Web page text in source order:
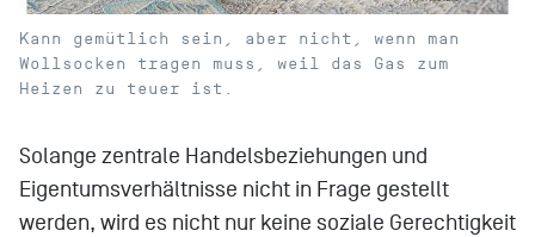
Kann gemütlich sein, aber nicht, wenn man
Wollsocken tragen muss, weil das Gas zum
Heizen zu teuer ist.
Solange zentrale Handelsbeziehungen und
Eigentumsverhältnisse nicht in Frage gestellt
werden, wird es nicht nur keine soziale Gerechtigkeit